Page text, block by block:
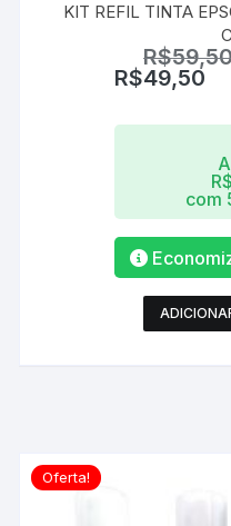
KIT REFIL TINTA
R$
R$49,50
R$
com
Oferta!